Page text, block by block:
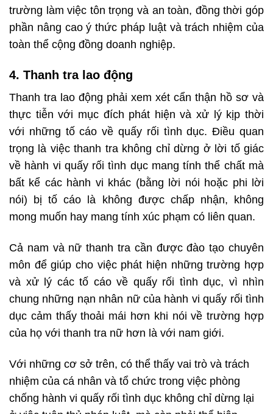
trường làm việc tôn trọng và an toàn, đồng thời góp
phần nâng cao ý thức pháp luật và trách nhiệm của
toàn thể cộng đồng doanh nghiệp.
4. Thanh tra lao động
Thanh tra lao động phải xem xét cẩn thận hồ sơ và
thực tiễn với mục đích phát hiện và xử lý kịp thời
với những tố cáo về quấy rối tình dục. Điều quan
trọng là việc thanh tra không chỉ dừng ở lời tố giác
về hành vi quấy rối tình dục mang tính thể chất mà
bất kể các hành vi khác (bằng lời nói hoặc phi lời
nói) bị tố cáo là không được chấp nhận, không
mong muốn hay mang tính xúc phạm có liên quan.
Cả nam và nữ thanh tra cần được đào tạo chuyên
môn để giúp cho việc phát hiện những trường hợp
và xử lý các tố cáo về quấy rối tình dục, vì nhìn
chung những nạn nhân nữ của hành vi quấy rối tình
dục cảm thấy thoải mái hơn khi nói về trường hợp
của họ với thanh tra nữ hơn là với nam giới.
Với những cơ sở trên, có thể thấy vai trò và trách
nhiệm của cá nhân và tổ chức trong việc phòng
chống hành vi quấy rối tình dục không chỉ dừng lại